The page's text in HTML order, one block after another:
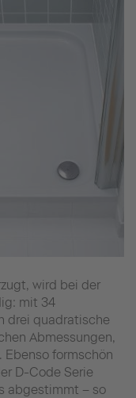
wird bei der
mit 34
drei quadratische
Abmessungen,
Ebenso formschön
D-Code Serie
abgestimmt – so